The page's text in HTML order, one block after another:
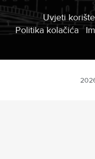
Uvjeti
Politika kolačića